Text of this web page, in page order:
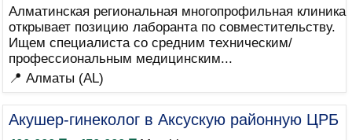
Алматинская региональная многопрофильная клиника
открывает позицию лаборанта по совместительству.
Ищем специалиста со средним техническим/
профессиональным медицинским...
📍 Алматы (AL)
Акушер-гинеколог в Аксускую районную ЦРБ